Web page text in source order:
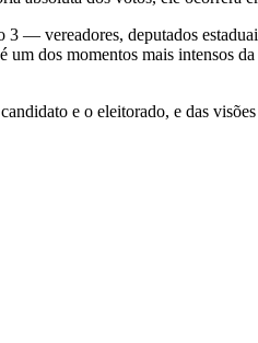
— vereadores, deputados
um dos momentos mais intensos
e o eleitorado, e das